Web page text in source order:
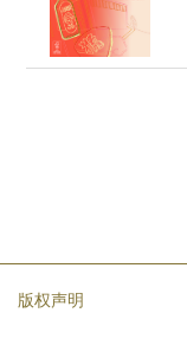
版权声明